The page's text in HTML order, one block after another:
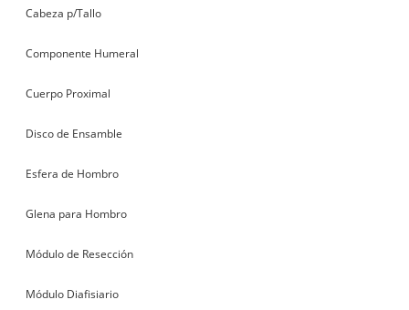
Cabeza p/Tallo
Componente Humeral
Cuerpo Proximal
Disco de Ensamble
Esfera de Hombro
Glena para Hombro
Módulo de Resección
Módulo Diafisiario